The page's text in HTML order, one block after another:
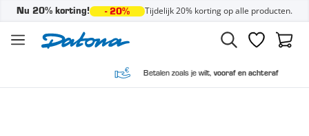
Nu 20% korting! - 20% Tijdelijk 20% korting op alle producten.
Verlanglijst
Betalen zoals je wilt,vooraf en achteraf